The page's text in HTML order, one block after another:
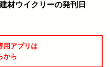
材ウイクリーの発刊日
用アプリは
から